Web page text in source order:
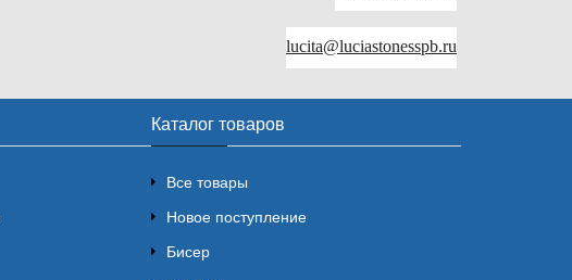
lucita@luciastonesspb.ru
Каталог товаров
Все товары
Новое поступление
Бисер